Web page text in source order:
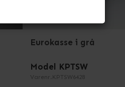
Eurokasse i grå
Model KPTSW
Varenr. KPTSW6428